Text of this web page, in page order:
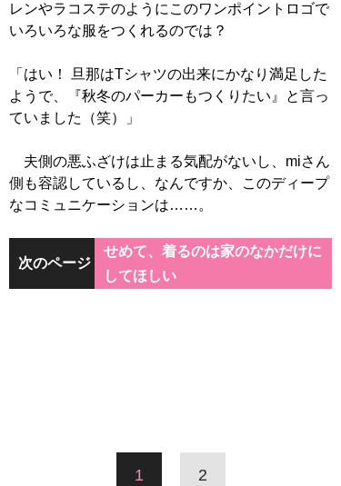
レンやラコステのようにこのワンポイントロゴで
いろいろな服をつくれるのでは？
「はい！ 旦那はTシャツの出来にかなり満足した
ようで、『秋冬のパーカーもつくりたい』と言っ
ていました（笑）」
夫側の悪ふざけは止まる気配がないし、miさん
側も容認しているし、なんですか、このディープ
なコミュニケーションは……。
次のページ
せめて、着るのは家のなかだけに
してほしい
1 2